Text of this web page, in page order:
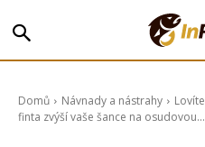
Domů Návnady a nástrahy
finta zvýší vaše šance na osudovou...